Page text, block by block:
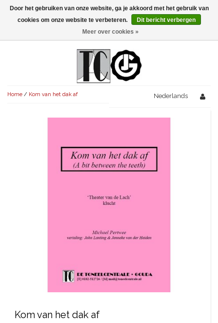
Menu
AVONDVULLEND (+75')
KORT (-30')
AVONDVULLEND (+75')
OVERIG (30'-75')
AVONDVULLEND (+75')
SPEKTAKELSTUKKEN
JONGERENTONEEL
Home / Kom van het dak af Nederlands
Kom van het dak af
Door het gebruiken van onze website, ga je akkoord met het gebruik van
cookies om onze website te verbeteren.
Dit bericht verbergen
Meer over cookies »